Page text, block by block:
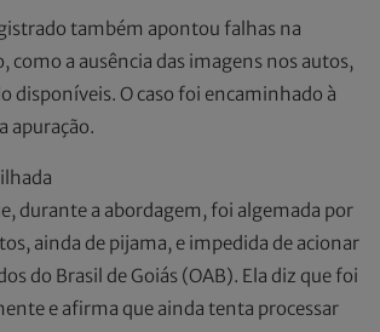
também apontou falhas na
como a ausência das imagens nos autos,
disponíveis. O caso foi encaminhado à
apuração.
durante a abordagem, foi algemada por
ainda de pijama, e impedida de acionar
do Brasil de Goiás (OAB). Ela diz que foi
e afirma que ainda tenta processar